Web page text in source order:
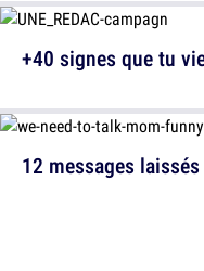
12 messages
+40 signes que tu